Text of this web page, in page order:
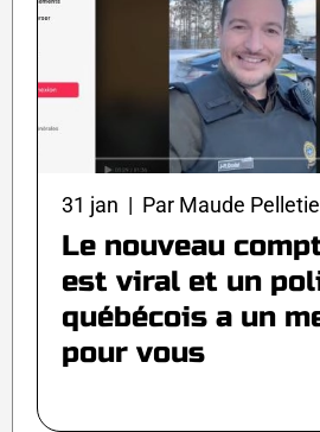
31 jan | Par Maude
Le nouveau
est viral et un
québécois a un
pour vous